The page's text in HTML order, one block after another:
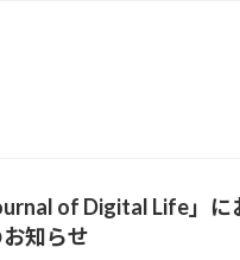
of Digital Life」に
知らせ